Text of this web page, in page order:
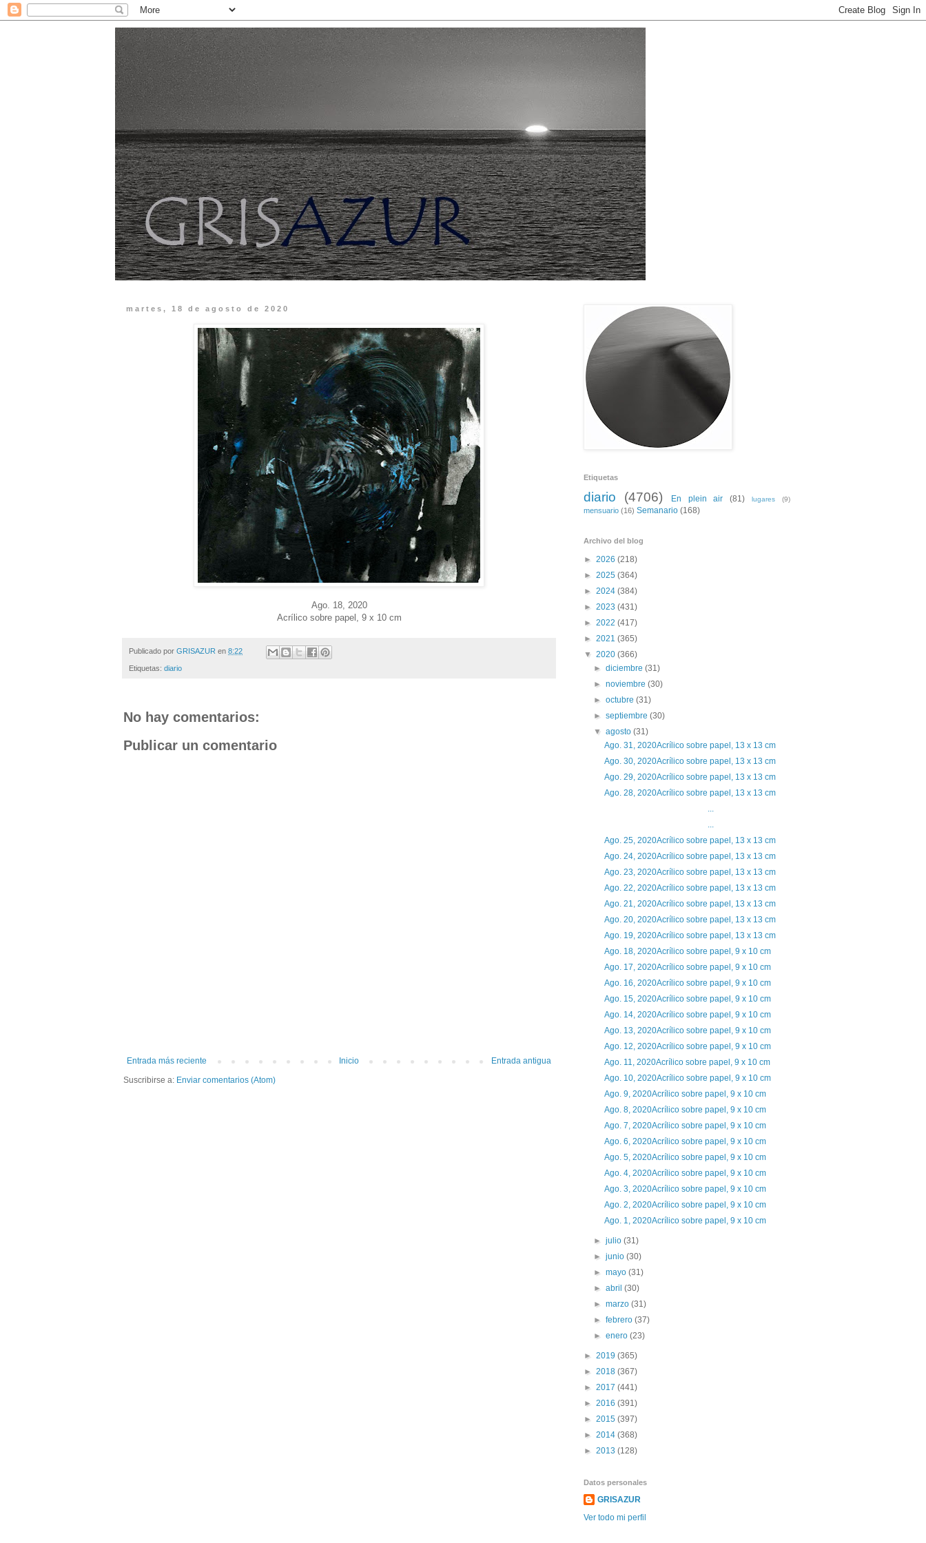
martes, 18 de agosto de 2020
Ago. 18, 2020
Acrílico sobre papel, 9 x 10 cm
Publicado por GRISAZUR en 8:22
Etiquetas: diario
No hay comentarios:
Publicar un comentario
Entrada más reciente Entrada antigua
Inicio
Suscribirse a: Enviar comentarios (Atom)
Etiquetas
diario (4706) En plein air (81) lugares (9)
mensuario (16) Semanario (168)
Archivo del blog
► 2026 (218)
► 2025 (364)
► 2024 (384)
► 2023 (431)
► 2022 (417)
► 2021 (365)
▼ 2020 (366)
►diciembre(31)
►noviembre(30)
►octubre(31)
►septiembre(30)
▼agosto(31)
Ago. 31, 2020Acrílico sobre papel, 13 x 13 cm
Ago. 30, 2020Acrílico sobre papel, 13 x 13 cm
Ago. 29, 2020Acrílico sobre papel, 13 x 13 cm
Ago. 28, 2020Acrílico sobre papel, 13 x 13 cm
...
...
Ago. 25, 2020Acrílico sobre papel, 13 x 13 cm
Ago. 24, 2020Acrílico sobre papel, 13 x 13 cm
Ago. 23, 2020Acrílico sobre papel, 13 x 13 cm
Ago. 22, 2020Acrílico sobre papel, 13 x 13 cm
Ago. 21, 2020Acrílico sobre papel, 13 x 13 cm
Ago. 20, 2020Acrílico sobre papel, 13 x 13 cm
Ago. 19, 2020Acrílico sobre papel, 13 x 13 cm
Ago. 18, 2020Acrílico sobre papel, 9 x 10 cm
Ago. 17, 2020Acrílico sobre papel, 9 x 10 cm
Ago. 16, 2020Acrílico sobre papel, 9 x 10 cm
Ago. 15, 2020Acrílico sobre papel, 9 x 10 cm
Ago. 14, 2020Acrílico sobre papel, 9 x 10 cm
Ago. 13, 2020Acrílico sobre papel, 9 x 10 cm
Ago. 12, 2020Acrílico sobre papel, 9 x 10 cm
Ago. 11, 2020Acrílico sobre papel, 9 x 10 cm
Ago. 10, 2020Acrílico sobre papel, 9 x 10 cm
Ago. 9, 2020Acrílico sobre papel, 9 x 10 cm
Ago. 8, 2020Acrílico sobre papel, 9 x 10 cm
Ago. 7, 2020Acrílico sobre papel, 9 x 10 cm
Ago. 6, 2020Acrílico sobre papel, 9 x 10 cm
Ago. 5, 2020Acrílico sobre papel, 9 x 10 cm
Ago. 4, 2020Acrílico sobre papel, 9 x 10 cm
Ago. 3, 2020Acrílico sobre papel, 9 x 10 cm
Ago. 2, 2020Acrílico sobre papel, 9 x 10 cm
Ago. 1, 2020Acrílico sobre papel, 9 x 10 cm
►julio(31)
►junio(30)
►mayo(31)
►abril(30)
►marzo(31)
►febrero(37)
►enero(23)
► 2019 (365)
► 2018 (367)
► 2017 (441)
► 2016 (391)
► 2015 (397)
► 2014 (368)
► 2013 (128)
Datos personales
GRISAZUR
Ver todo mi perfil